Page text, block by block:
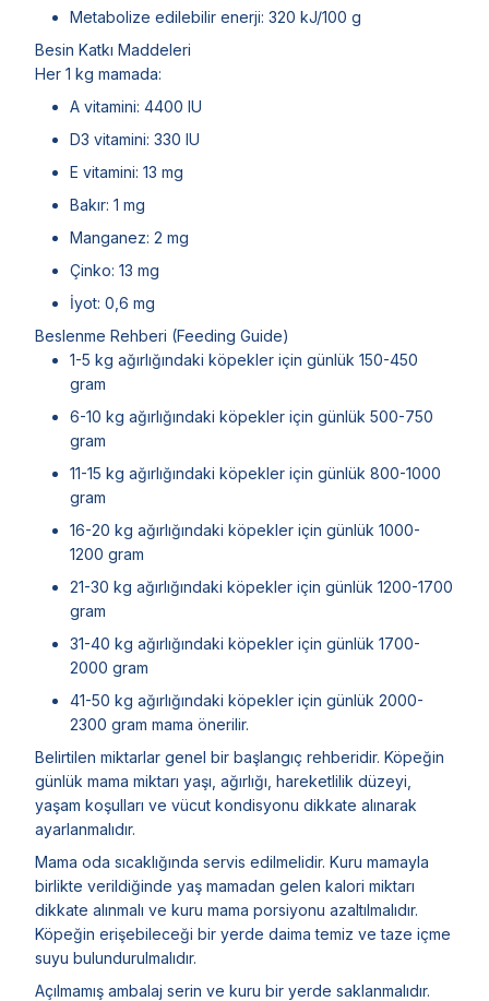
Metabolize edilebilir enerji: 320 kJ/100 g
Besin Katkı Maddeleri
Her 1 kg mamada:
A vitamini: 4400 IU
D3 vitamini: 330 IU
E vitamini: 13 mg
Bakır: 1 mg
Manganez: 2 mg
Çinko: 13 mg
İyot: 0,6 mg
Beslenme Rehberi (Feeding Guide)
1-5 kg ağırlığındaki köpekler için günlük 150-450
gram
6-10 kg ağırlığındaki köpekler için günlük 500-750
gram
11-15 kg ağırlığındaki köpekler için günlük 800-1000
gram
16-20 kg ağırlığındaki köpekler için günlük 1000-
1200 gram
21-30 kg ağırlığındaki köpekler için günlük 1200-1700
gram
31-40 kg ağırlığındaki köpekler için günlük 1700-
2000 gram
41-50 kg ağırlığındaki köpekler için günlük 2000-
2300 gram mama önerilir.
Belirtilen miktarlar genel bir başlangıç rehberidir. Köpeğin
günlük mama miktarı yaşı, ağırlığı, hareketlilik düzeyi,
yaşam koşulları ve vücut kondisyonu dikkate alınarak
ayarlanmalıdır.
Mama oda sıcaklığında servis edilmelidir. Kuru mamayla
birlikte verildiğinde yaş mamadan gelen kalori miktarı
dikkate alınmalı ve kuru mama porsiyonu azaltılmalıdır.
Köpeğin erişebileceği bir yerde daima temiz ve taze içme
suyu bulundurulmalıdır.
Açılmamış ambalaj serin ve kuru bir yerde saklanmalıdır.